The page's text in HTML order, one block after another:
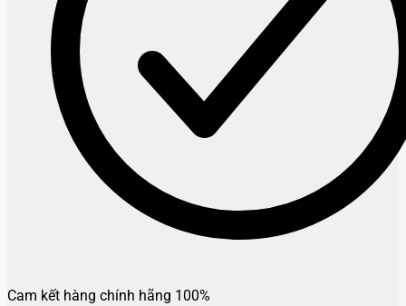
Cam kết hàng chính hãng 100%